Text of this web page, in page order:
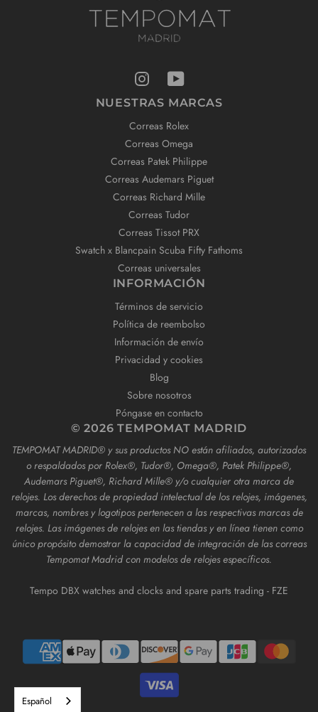
NUESTRAS MARCAS
Correas Rolex
Correas Omega
Correas Patek Philippe
Correas Audemars Piguet
Correas Richard Mille
Correas Tudor
Correas Tissot PRX
Swatch x Blancpain Scuba Fifty Fathoms
Correas universales
INFORMACIÓN
Términos de servicio
Política de reembolso
Información de envío
Privacidad y cookies
Blog
Sobre nosotros
Póngase en contacto
© 2026 TEMPOMAT MADRID
TEMPOMAT MADRID®️ y sus productos NO están afiliados, autorizados
o respaldados por Rolex®️, Tudor®️, Omega®️, Patek Philippe®️,
Audemars Piguet®️, Richard Mille®️ y/o cualquier otra marca de
relojes. Los derechos de propiedad intelectual de los relojes, imágenes,
marcas, nombres y logotipos pertenecen a las respectivas marcas de
relojes. Las imágenes de relojes en las tiendas y en línea tienen como
único propósito demostrar la capacidad de integración de las correas
Tempomat Madrid con modelos de relojes específicos.
Tempo DBX watches and clocks and spare parts trading - FZE
Español